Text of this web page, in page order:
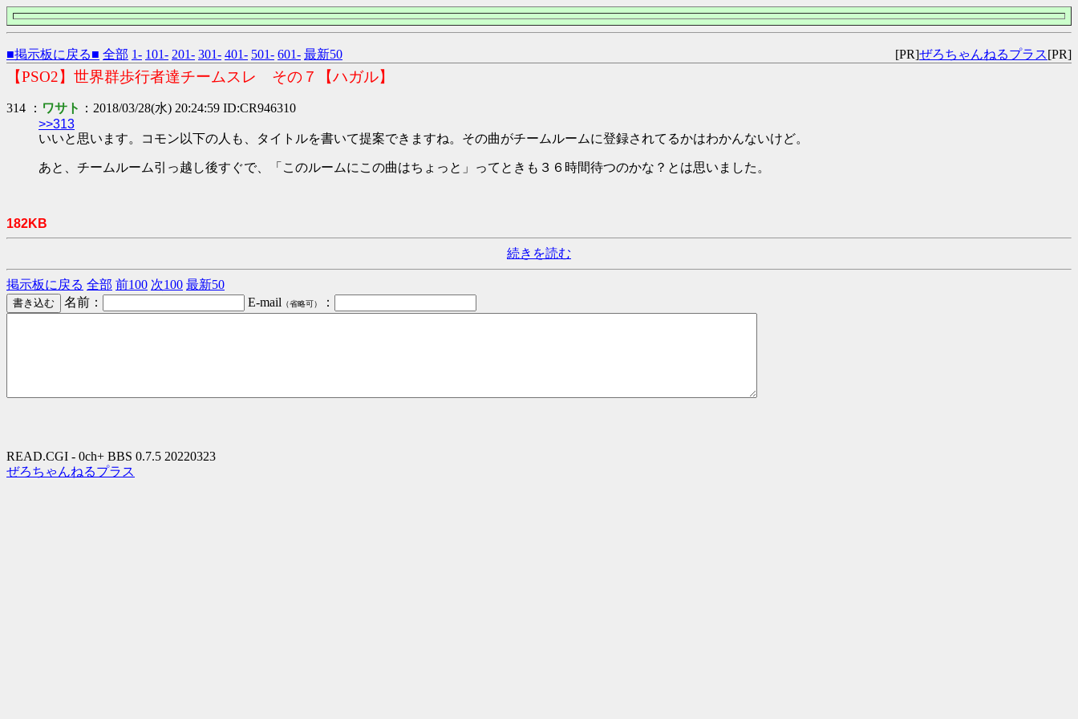
■掲示板に戻る■ 全部 1- 101- 201- 301- 401- 501- 601- 最新50 [PR]ぜろちゃんねるプラス[PR]
【PSO2】世界群歩行者達チームスレ その７【ハガル】
314 ： ワサト ：2018/03/28(水) 20:24:59 ID:CR946310
>>313
いいと思います。コモン以下の人も、タイトルを書いて提案できますね。その曲がチームルームに登録されてるかはわかんないけど。
あと、チームルーム引っ越し後すぐで、「このルームにこの曲はちょっと」ってときも３６時間待つのかな？とは思いました。
182KB
続きを読む
掲示板に戻る 全部 前100 次100 最新50
名前：
E-mail （省略可） ：
READ.CGI - 0ch+ BBS 0.7.5 20220323
ぜろちゃんねるプラス